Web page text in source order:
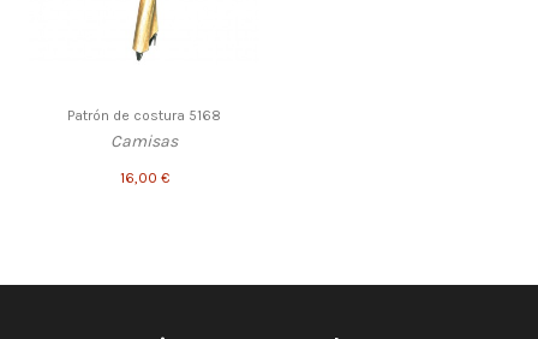
Patrón de costura 5168
Camisas
16,00 €